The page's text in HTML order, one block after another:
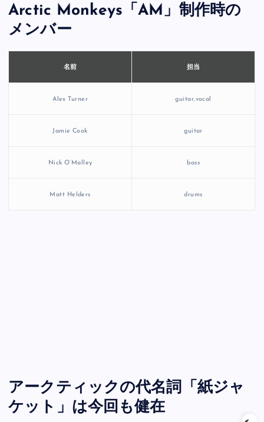
Arctic Monkeys「AM」制作時の
メンバー
名前 担当
Alex Turner guitar,vocal
Jamie Cook guitar
Nick O’Malley bass
Matt Helders drums
アークティックの代名詞「紙ジャ
ケット」は今回も健在